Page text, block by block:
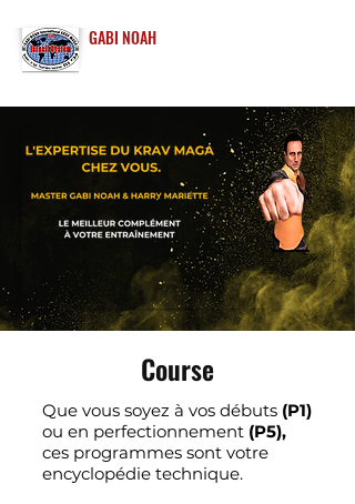
GABI NOAH
Course
Que vous soyez à vos débuts (P1)
ou en perfectionnement (P5),
ces programmes sont votre
encyclopédie technique.